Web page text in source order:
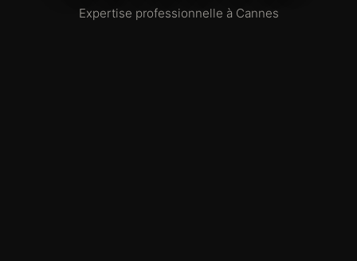
Expertise professionnelle à Cannes